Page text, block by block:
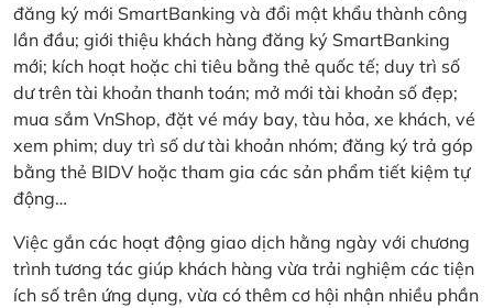
đăng ký mới SmartBanking và đổi mật khẩu thành công
lần đầu; giới thiệu khách hàng đăng ký SmartBanking
mới; kích hoạt hoặc chi tiêu bằng thẻ quốc tế; duy trì số
dư trên tài khoản thanh toán; mở mới tài khoản số đẹp;
mua sắm VnShop, đặt vé máy bay, tàu hỏa, xe khách, vé
xem phim; duy trì số dư tài khoản nhóm; đăng ký trả góp
bằng thẻ BIDV hoặc tham gia các sản phẩm tiết kiệm tự
động…
Việc gắn các hoạt động giao dịch hằng ngày với chương
trình tương tác giúp khách hàng vừa trải nghiệm các tiện
ích số trên ứng dụng, vừa có thêm cơ hội nhận nhiều phần